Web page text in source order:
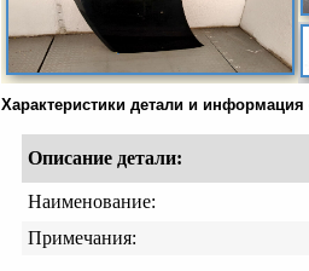
Характеристики детали и
Описание детали:
Наименование:
Примечания: